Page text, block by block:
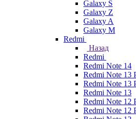
Galaxy S
Galaxy Z
Galaxy A
Galaxy M
Redmi
Назад
Redmi
Redmi Note 14
Redmi Note 13
Redmi Note 13
Redmi Note 13
Redmi Note 12
Redmi Note 12